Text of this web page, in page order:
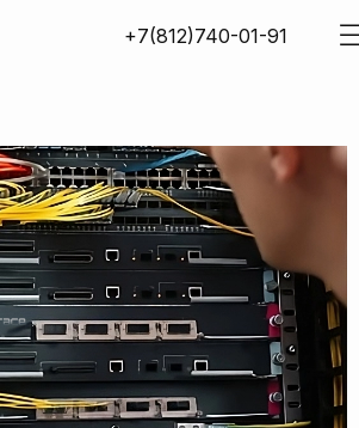
+7(812)740-01-91